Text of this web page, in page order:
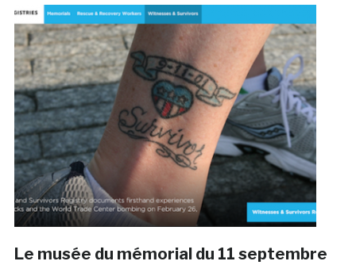
Le musée du mémorial du 11 septembre